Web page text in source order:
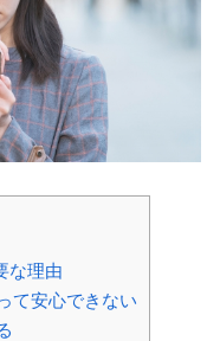
な理由
て安心できない